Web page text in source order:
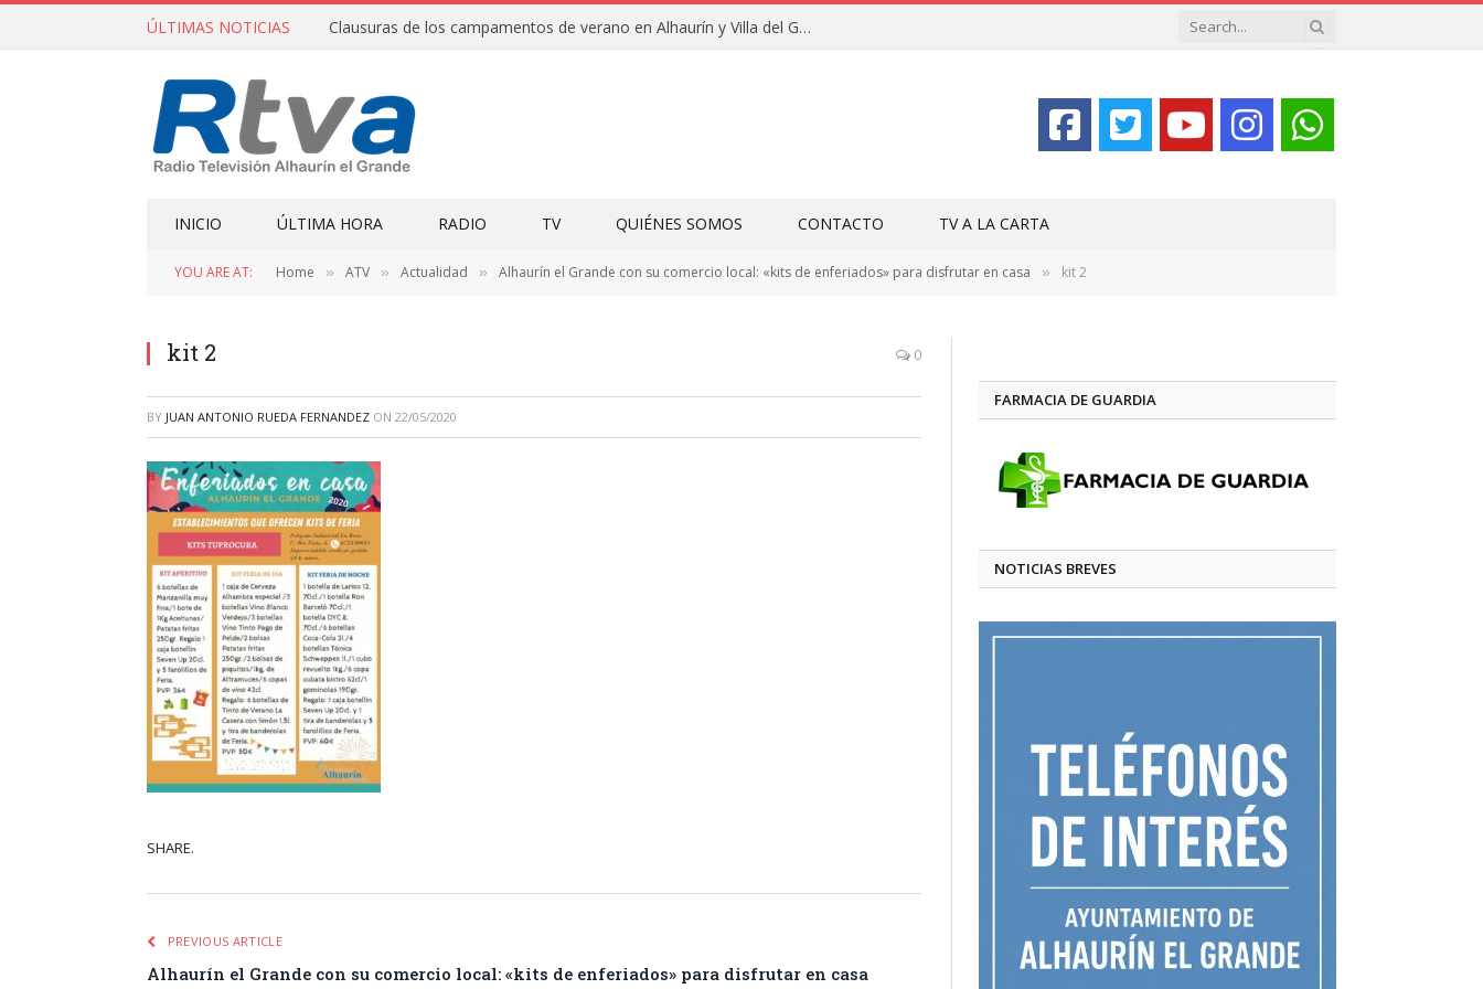
ÚLTIMAS NOTICIAS Clausuras de los campamentos de verano en Alhaurín y Villa del Guadalhorce 2026
INICIO ÚLTIMA HORA RADIO TV QUIÉNES SOMOS CONTACTO TV A LA CARTA
YOU ARE AT: Home » ATV » Actualidad » Alhaurín el Grande con su comercio local: «kits de enferiados» para disfrutar en casa » kit 2
kit 2 0
BY JUAN ANTONIO RUEDA FERNANDEZ ON 22/05/2020
SHARE.
PREVIOUS ARTICLE
Alhaurín el Grande con su comercio local: «kits de enferiados» para disfrutar en casa
FARMACIA DE GUARDIA
NOTICIAS BREVES